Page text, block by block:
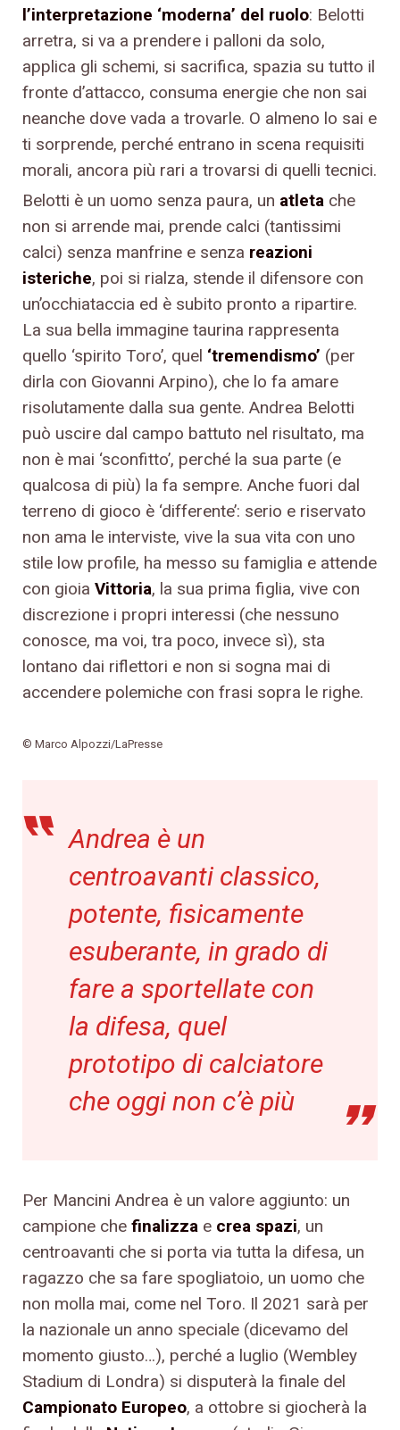
l’interpretazione ‘moderna’ del ruolo: Belotti
arretra, si va a prendere i palloni da solo,
applica gli schemi, si sacrifica, spazia su tutto il
fronte d’attacco, consuma energie che non sai
neanche dove vada a trovarle. O almeno lo sai e
ti sorprende, perché entrano in scena requisiti
morali, ancora più rari a trovarsi di quelli tecnici.
Belotti è un uomo senza paura, un atleta che
non si arrende mai, prende calci (tantissimi
calci) senza manfrine e senza reazioni
isteriche, poi si rialza, stende il difensore con
un’occhiataccia ed è subito pronto a ripartire.
La sua bella immagine taurina rappresenta
quello ‘spirito Toro’, quel ‘tremendismo’ (per
dirla con Giovanni Arpino), che lo fa amare
risolutamente dalla sua gente. Andrea Belotti
può uscire dal campo battuto nel risultato, ma
non è mai ‘sconfitto’, perché la sua parte (e
qualcosa di più) la fa sempre. Anche fuori dal
terreno di gioco è ‘differente’: serio e riservato
non ama le interviste, vive la sua vita con uno
stile low profile, ha messo su famiglia e attende
con gioia Vittoria, la sua prima figlia, vive con
discrezione i propri interessi (che nessuno
conosce, ma voi, tra poco, invece sì), sta
lontano dai riflettori e non si sogna mai di
accendere polemiche con frasi sopra le righe.
© Marco Alpozzi/LaPresse
Andrea è un
centroavanti classico,
potente, fisicamente
esuberante, in grado di
fare a sportellate con
la difesa, quel
prototipo di calciatore
che oggi non c’è più
Per Mancini Andrea è un valore aggiunto: un
campione che finalizza e crea spazi, un
centroavanti che si porta via tutta la difesa, un
ragazzo che sa fare spogliatoio, un uomo che
non molla mai, come nel Toro. Il 2021 sarà per
la nazionale un anno speciale (dicevamo del
momento giusto…), perché a luglio (Wembley
Stadium di Londra) si disputerà la finale del
Campionato Europeo, a ottobre si giocherà la